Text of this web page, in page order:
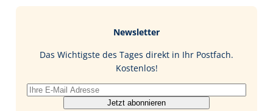
I
Newsletter
Das Wichtigste des Tages direkt in Ihr Postfach.
Kostenlos!
Jetzt abonnieren